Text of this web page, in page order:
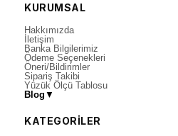
KURUMSAL
Hakkımızda
İletişim
Banka Bilgilerimiz
Ödeme Seçenekleri
Öneri/Bildirimler
Sipariş Takibi
Yüzük Ölçü Tablosu
Blog ▼
KATEGORİLER